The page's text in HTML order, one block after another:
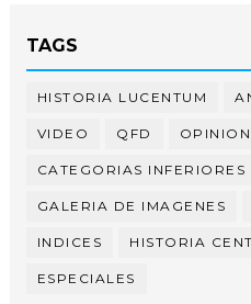
TAGS
HISTORIA LUCENTUM
VIDEO QFD OPINION
CATEGORIAS INFERIORES
GALERIA DE IMAGENES
INDICES HISTORIA
ESPECIALES